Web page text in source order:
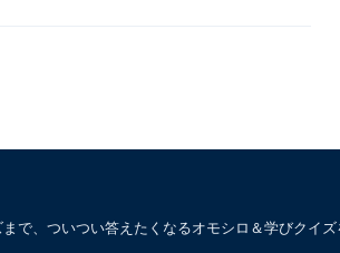
で、ついつい答えたくなるオモシロ＆学びクイズ